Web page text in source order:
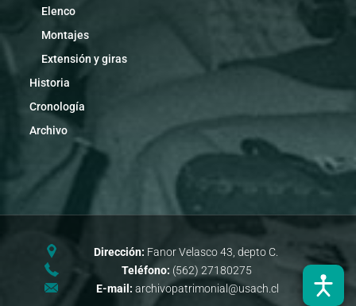
Elenco
Montajes
Extensión y giras
Historia
Cronología
Archivo
Dirección: Fanor Velasco 43, depto C.
Teléfono: (562) 27180275
E-mail: archivopatrimonial@usach.cl